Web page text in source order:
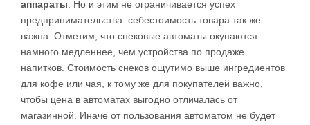
аппараты . Но и этим не ограничивается успех
предпринимательства: себестоимость товара так же
важна. Отметим, что снековые автоматы окупаются
намного медленнее, чем устройства по продаже
напитков. Стоимость снеков ощутимо выше ингредиентов
для кофе или чая, к тому же для покупателей важно,
чтобы цена в автоматах выгодно отличалась от
магазинной. Иначе от пользования автоматом не будет